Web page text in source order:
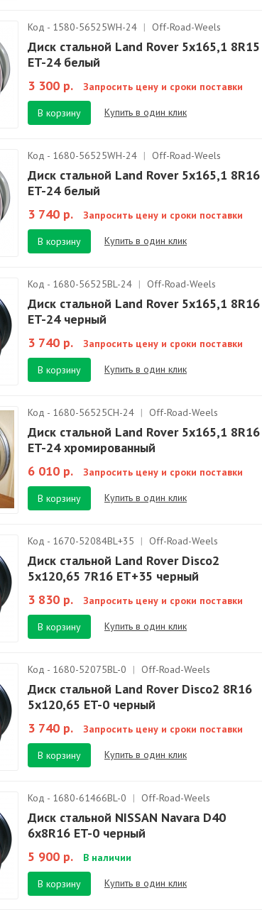
Код - 1580-56525WH-24 | Off-Road-Weels
Диск стальной Land Rover 5x165,1 8R15
ET-24 белый
3 300 р.
Запросить цену и сроки поставки
В корзину Купить в один клик
Код - 1680-56525WH-24 | Off-Road-Weels
Диск стальной Land Rover 5x165,1 8R16
ET-24 белый
3 740 р.
Запросить цену и сроки поставки
В корзину Купить в один клик
Код - 1680-56525BL-24 | Off-Road-Weels
Диск стальной Land Rover 5x165,1 8R16
ET-24 черный
3 740 р.
Запросить цену и сроки поставки
В корзину Купить в один клик
Код - 1680-56525CH-24 | Off-Road-Weels
Диск стальной Land Rover 5x165,1 8R16
ET-24 хромированный
6 010 р.
Запросить цену и сроки поставки
В корзину Купить в один клик
Код - 1670-52084BL+35 | Off-Road-Weels
Диск стальной Land Rover Disco2
5x120,65 7R16 ET+35 черный
3 830 р.
Запросить цену и сроки поставки
В корзину Купить в один клик
Код - 1680-52075BL-0 | Off-Road-Weels
Диск стальной Land Rover Disco2 8R16
5x120,65 ET-0 черный
3 740 р.
Запросить цену и сроки поставки
В корзину Купить в один клик
Код - 1680-61466BL-0 | Off-Road-Weels
Диск стальной NISSAN Navara D40
6х8R16 ET-0 черный
5 900 р.
В наличии
В корзину Купить в один клик